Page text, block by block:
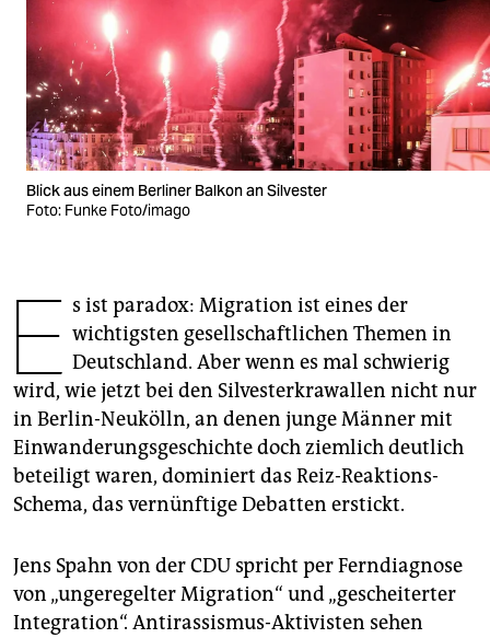
verlag
verlag
veranstaltungen
shop
fragen & hilfe
genossenschaft
epaper login
Blick aus einem Berliner Balkon an Silvester
Foto: Funke Foto/imago
E s ist paradox: Migration ist eines der
wichtigsten gesellschaftlichen Themen in
Deutschland. Aber wenn es mal schwierig
wird, wie jetzt bei den Silvesterkrawallen nicht nur
in Berlin-Neukölln, an denen junge Männer mit
Einwanderungsgeschichte doch ziemlich deutlich
beteiligt waren, dominiert das Reiz-Reaktions-
Schema, das vernünftige Debatten erstickt.
Jens Spahn von der CDU spricht per Ferndiagnose
von „ungeregelter Migration“ und „gescheiterter
Integration“. Antirassismus-Aktivisten sehen